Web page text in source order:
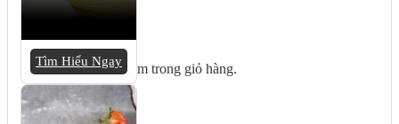
Giỏ hàng
Chưa có sản phẩm trong giỏ hàng.
Tìm Hiểu Ngay